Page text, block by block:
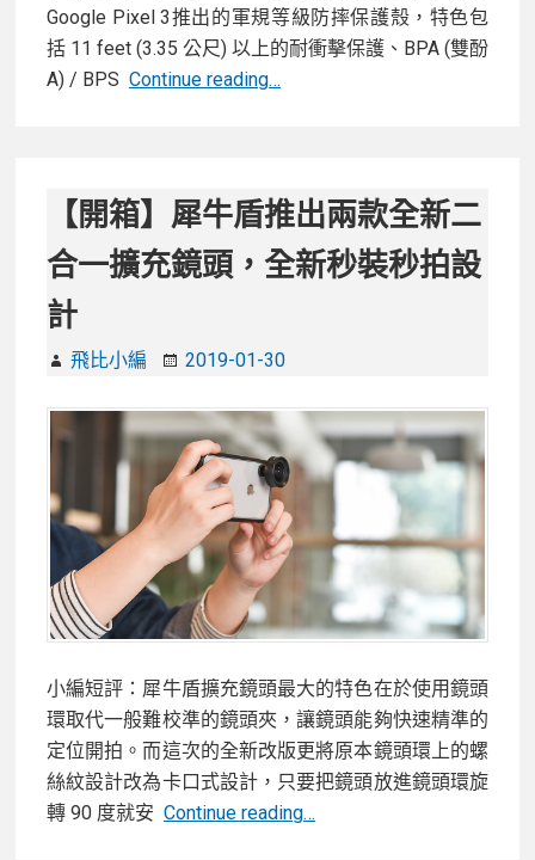
卡、
USB
及
頭
Google Pixel 3推出的軍規等級防摔保護殼，特色包
括 11 feet (3.35 公尺) 以上的耐衝擊保護、BPA (雙酚
A) / BPS Continue reading…
盾
Google
Pixel
規
保
護
殼
SolidSuit
【開箱】犀牛盾推出兩款全新二
合一擴充鏡頭，全新秒裝秒拍設
計
飛比小編 2019-01-30
小編短評：犀牛盾擴充鏡頭最大的特色在於使用鏡頭
環取代一般難校準的鏡頭夾，讓鏡頭能夠快速精準的
定位開拍。而這次的全新改版更將原本鏡頭環上的螺
絲紋設計改為卡口式設計，只要把鏡頭放進鏡頭環旋
轉 90 度就安 Continue reading…